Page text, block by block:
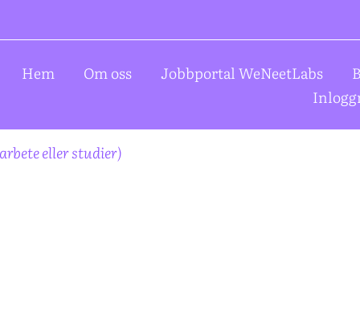
Hem Om oss Jobbportal WeNeetLabs
eller studier)